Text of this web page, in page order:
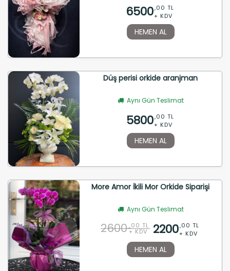
6500,00 TL
+ KDV
HEMEN AL
Düş perisi orkide aranjman
Aynı Gün Teslimat
5800,00 TL
+ KDV
HEMEN AL
More Amor İkili Mor Orkide Siparişi
Aynı Gün Teslimat
2600 ,00 TL
+ KDV 2200,00 TL
+ KDV
HEMEN AL